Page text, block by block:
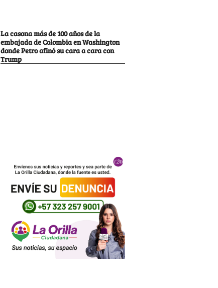
La casona más de 100 años de la
embajada de Colombia en Washington
donde Petro afinó su cara a cara con
Trump